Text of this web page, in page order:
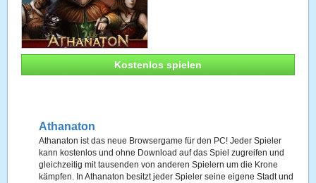
Kostenlos spielen
Athanaton
Athanaton ist das neue Browsergame für den PC! Jeder Spieler
kann kostenlos und ohne Download auf das Spiel zugreifen und
gleichzeitig mit tausenden von anderen Spielern um die Krone
kämpfen. In Athanaton besitzt jeder Spieler seine eigene Stadt und